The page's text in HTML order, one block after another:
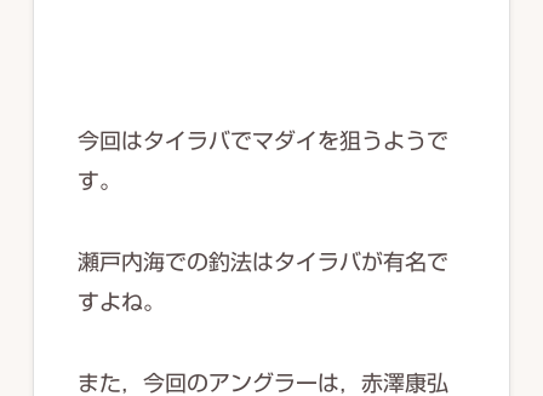
今回はタイラバでマダイを狙うようで
す。
瀬戸内海での釣法はタイラバが有名で
すよね。
また，今回のアングラーは，赤澤康弘